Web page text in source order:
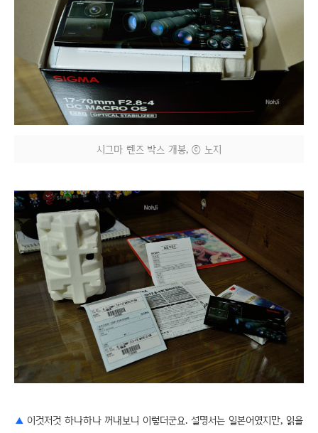
시그마 렌즈 박스 개봉, ⓒ 노지
▲ 이것저것 하나하나 꺼내보니 이렇더군요. 설명서는 일본어였지만, 읽을